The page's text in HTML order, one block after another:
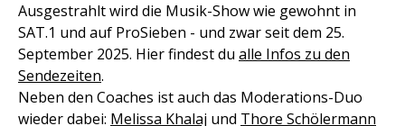
Ausgestrahlt wird die Musik-Show wie gewohnt in
SAT.1 und auf ProSieben - und zwar seit dem 25.
September 2025. Hier findest du alle Infos zu den
Sendezeiten.
Neben den Coaches ist auch das Moderations-Duo
wieder dabei: Melissa Khalaj und Thore Schölermann